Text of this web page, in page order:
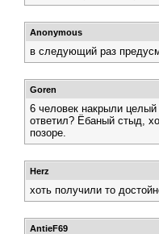
Anonymous
в следующий раз
Goren
6 человек накрыли
ответил? Ёбаный стыд,
позоре.
Herz
хоть получили то
AntieF69